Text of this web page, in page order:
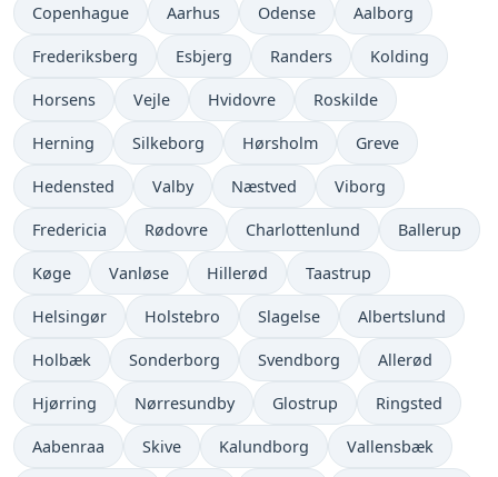
Copenhague Aarhus Odense Aalborg
Frederiksberg Esbjerg Randers Kolding
Horsens Vejle Hvidovre Roskilde
Herning Silkeborg Hørsholm Greve
Hedensted Valby Næstved Viborg
Fredericia Rødovre Charlottenlund Ballerup
Køge Vanløse Hillerød Taastrup
Helsingør Holstebro Slagelse Albertslund
Holbæk Sonderborg Svendborg Allerød
Hjørring Nørresundby Glostrup Ringsted
Aabenraa Skive Kalundborg Vallensbæk